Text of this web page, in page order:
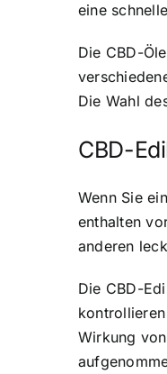
eine
Die CBD-
Die Wahl
CBD-
Wenn Sie
enthalten
anderen
Die CBD-
Wirkung